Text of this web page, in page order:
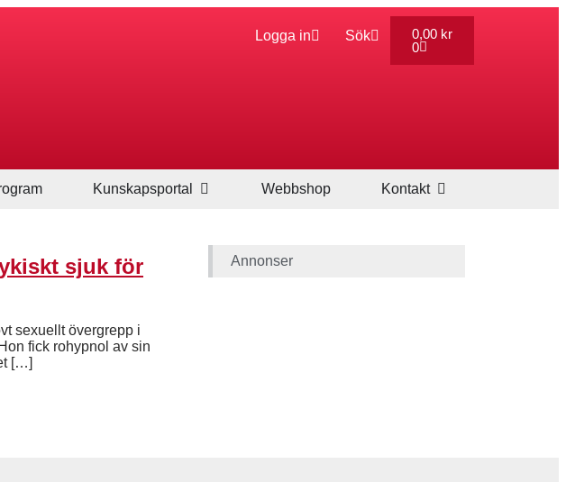
Logga in Sök 0,00 kr
0
Kunskapsportal Webbshop Kontakt
sjuk för
sexuellt övergrepp i
fick rohypnol av sin
[…]
Annonser